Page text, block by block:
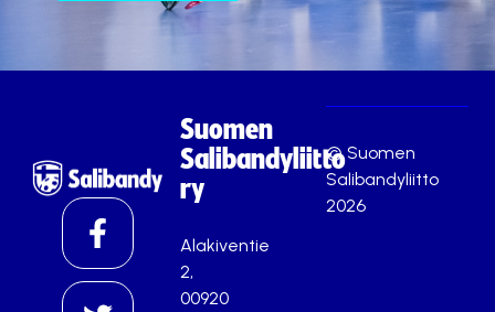
Suomen
Salibandyliitto
ry
Alakiventie
2,
00920
© Suomen
Salibandyliitto
2026